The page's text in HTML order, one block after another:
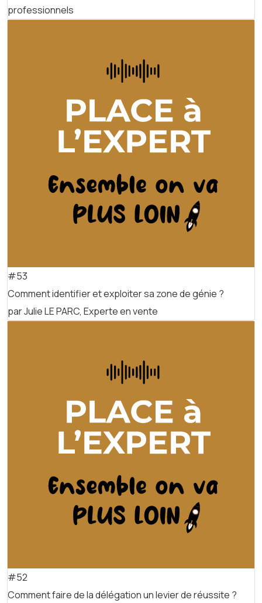
professionnels
#53
Comment identifier et exploiter sa zone de génie ?
par Julie LE PARC, Experte en vente
#52
Comment faire de la délégation un levier de réussite ?